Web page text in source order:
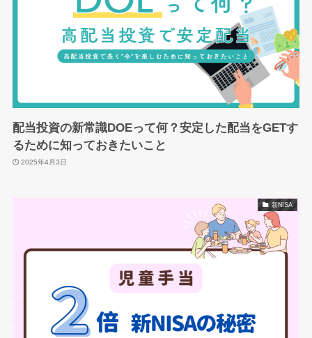
配当投資の新常識DOEって何？安定した配当をGETす
るために知っておきたいこと
2025年4月3日
新NISA